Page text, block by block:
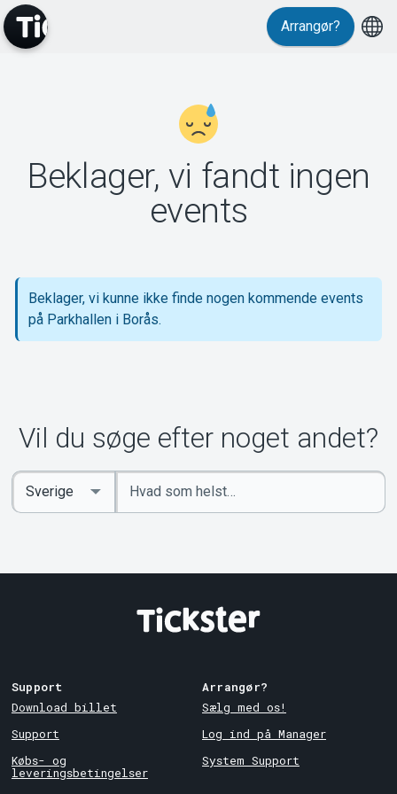
Support
Om Tickster
Arrangør?
Beklager, vi fandt ingen
events
Beklager, vi kunne ikke finde nogen kommende events
på Parkhallen i Borås.
Vil du søge efter noget andet?
Indtast
søgeord
Select
Country
Support
Download billet
Support
Købs- og
leveringsbetingelser
Arrangør?
Sælg med os!
Log ind på Manager
System Support